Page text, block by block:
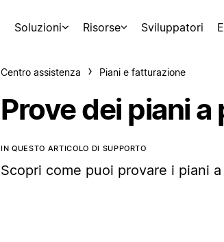
Soluzioni Risorse Sviluppatori
Centro assistenza Piani e fatturazione
Prove dei piani
IN QUESTO ARTICOLO DI SUPPORTO
Scopri come puoi provare i piani